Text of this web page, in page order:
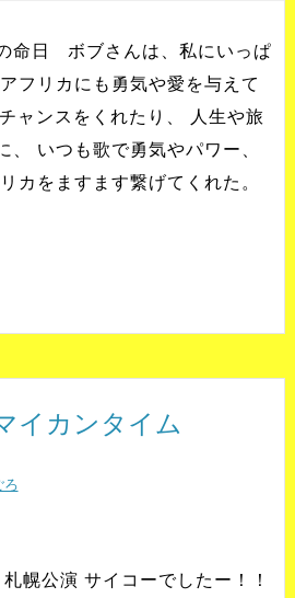
命日 ボブさんは、私にいっぱ
フリカにも勇気や愛を与えて
ンスをくれたり、 人生や旅
、 いつも歌で勇気やパワー、
カをますます繋げてくれた。
イカンタイム
ろ
幌公演 サイコーでしたー！！